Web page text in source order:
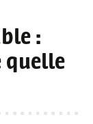
:
quelle